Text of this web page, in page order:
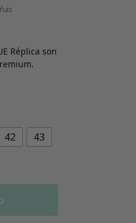
Réplica son
42
43